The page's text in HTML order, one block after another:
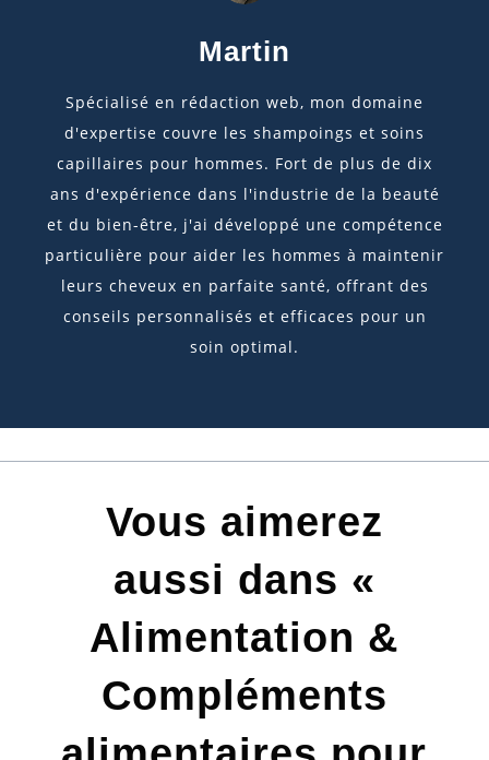
Martin
Spécialisé en rédaction web, mon domaine
d'expertise couvre les shampoings et soins
capillaires pour hommes. Fort de plus de dix
ans d'expérience dans l'industrie de la beauté
et du bien-être, j'ai développé une compétence
particulière pour aider les hommes à maintenir
leurs cheveux en parfaite santé, offrant des
conseils personnalisés et efficaces pour un
soin optimal.
Vous aimerez
aussi dans «
Alimentation &
Compléments